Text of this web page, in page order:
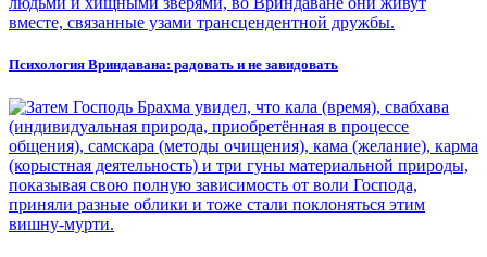
Психология Вриндавана: радовать и не завидовать